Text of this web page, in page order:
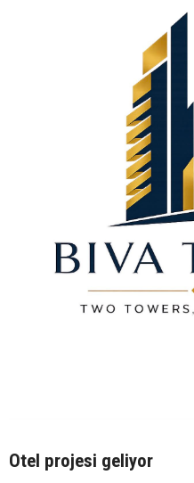
Otel projesi geliyor